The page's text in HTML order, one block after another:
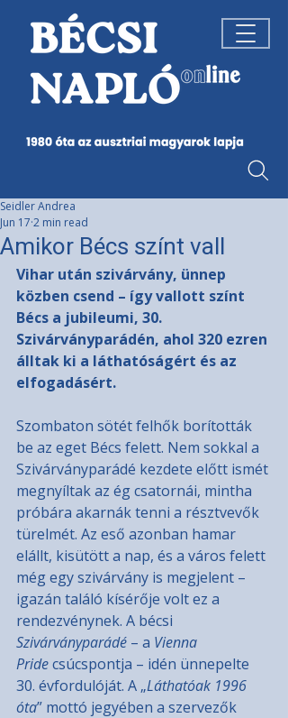
Amikor Bécs színt vall
Seidler Andrea
Jun 17 2 min read
Vihar után szivárvány, ünnep
közben csend – így vallott színt
Bécs a jubileumi, 30.
Szivárványparádén, ahol 320 ezren
álltak ki a láthatóságért és az
elfogadásért.
Szombaton sötét felhők borították
be az eget Bécs felett. Nem sokkal a
Szivárványparádé kezdete előtt ismét
megnyíltak az ég csatornái, mintha
próbára akarnák tenni a résztvevők
türelmét. Az eső azonban hamar
elállt, kisütött a nap, és a város felett
még egy szivárvány is megjelent –
igazán találó kísérője volt ez a
rendezvénynek. A bécsi
Szivárványparádé – a Vienna
Pride csúcspontja – idén ünnepelte
30. évfordulóját. A „Láthatóak 1996
óta” mottó jegyében a szervezők